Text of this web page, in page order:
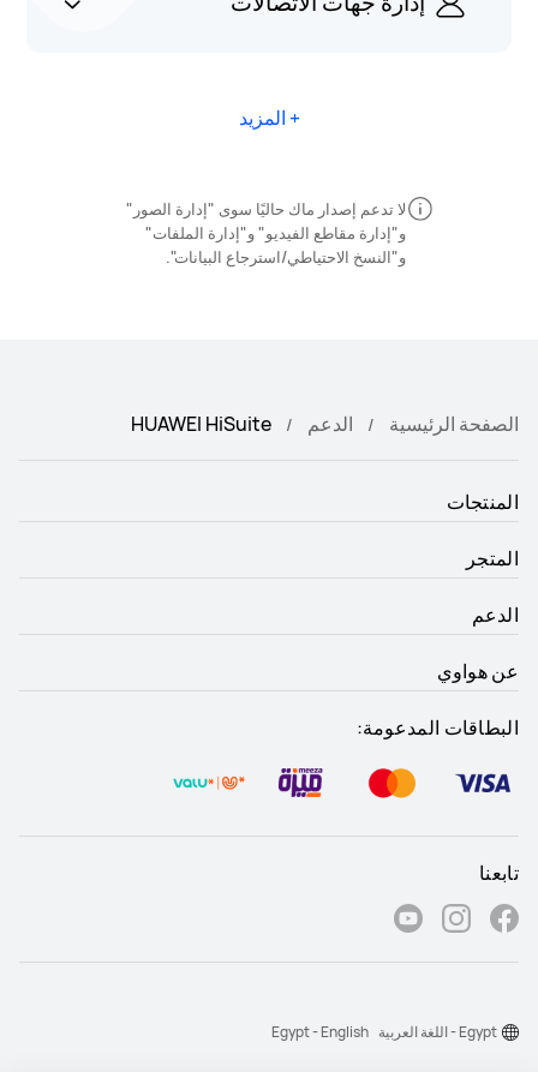
+ المزيد
لا تدعم إصدار ماك حاليًا سوى "إدارة الصور"
و"إدارة مقاطع الفيديو" و"إدارة الملفات"
و"النسخ الاحتياطي/استرجاع البيانات".
الصفحة الرئيسية الدعم HUAWEI HiSuite
المنتجات
المتجر
الدعم
عن هواوي
البطاقات المدعومة:
تابعنا
Egypt - اللغة العربية Egypt - English